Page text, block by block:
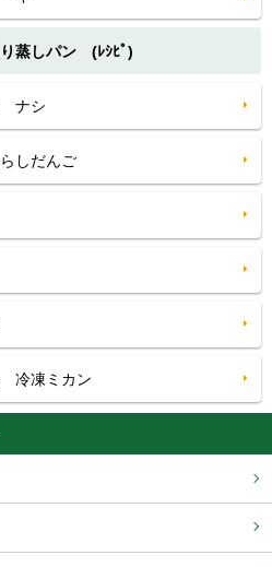
蒸しパン (ﾚｼﾋﾟ)
ナシ
しだんご
冷凍ミカン